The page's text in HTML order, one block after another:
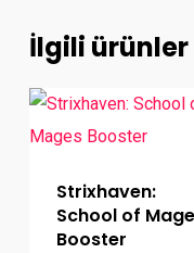
İlgili ürünler
Strixhaven:
School of
Booster